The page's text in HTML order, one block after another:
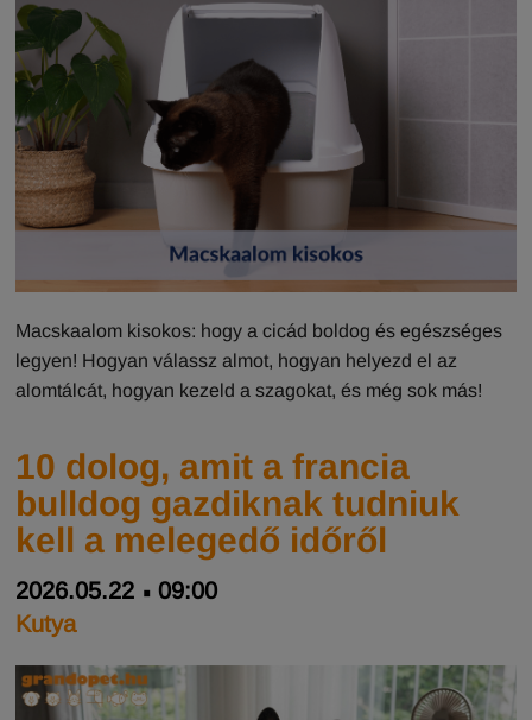
Macskaalom kisokos: hogy a cicád boldog és egészséges
legyen! Hogyan válassz almot, hogyan helyezd el az
alomtálcát, hogyan kezeld a szagokat, és még sok más!
10 dolog, amit a francia
bulldog gazdiknak tudniuk
kell a melegedő időről
2026.05.22
09:00
Kutya